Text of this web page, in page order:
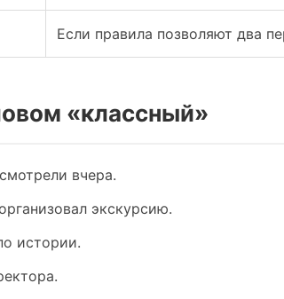
Если правила позволяют два
«классный»
вчера.
экскурсию.
истории.